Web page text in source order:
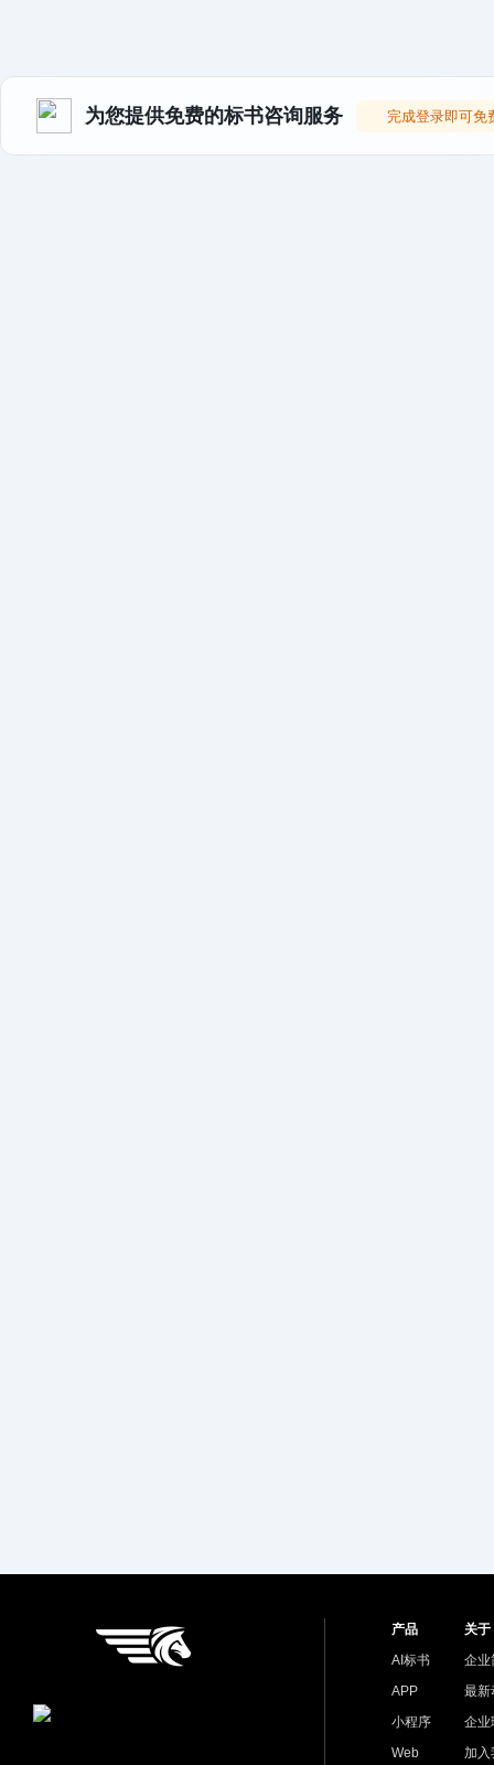
为您提供免费的标书咨询服务 完成登录即可免
产品
AI标书
APP
小程序
Web
关于
企业
最新
企业
加入